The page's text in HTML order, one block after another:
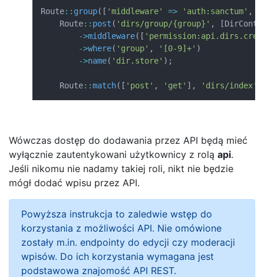
Route:: group( [ 'middleware' => 'auth:sanctum' ,
Route:: post ( 'dirs/group/{group}' , [
->middleware( [
->where( 'group' , '[0-9]+' )
->name( 'dir.store' ) ;
Route::match( [ 'post' , 'get' ] , 'dirs/index'
Wówczas dostęp do dodawania przez API będą mieć
wyłącznie zautentykowani użytkownicy z rolą api.
Jeśli nikomu nie nadamy takiej roli, nikt nie będzie
mógł dodać wpisu przez API.
Powyższa instrukcja to zaledwie wstęp do
korzystania z możliwości API. Nie omówione
zostały m.in. endpointy do edycji czy moderacji
wpisów. Do ich korzystania wymagana jest
podstawowa znajomość API REST.